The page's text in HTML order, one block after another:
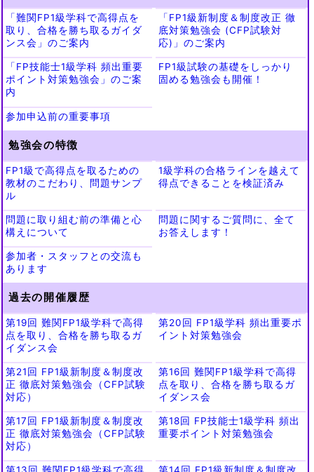
「難関FP1級学科で高得点を
取り、合格を勝ち取るガイダ
ンス会」のご案内
「FP1級新制度＆制度改正 徹
底対策勉強会 (CFP試験対
応)」のご案内
「FP技能士1級学科 頻出重要
ポイント対策勉強会」のご案
内
FP1級試験の基礎をしっかり
固める勉強会も開催！
参加申込前の重要事項
勉強会の特徴
FP1級で高得点を取るための
教材のこだわり、問題サンプ
ル
1級学科の合格ラインを越えて
得点できることを検証済み
問題に取り組む前の準備と心
構えについて
問題に関するご質問に、全て
お答えします！
参加者・スタッフとの交流も
あります
過去の開催履歴
第19回 難関FP1級学科で高得
点を取り、合格を勝ち取るガ
イダンス会
第20回 FP1級学科 頻出重要ポ
イント対策勉強会
第21回 FP1級新制度＆制度改
正 徹底対策勉強会（CFP試験
対応）
第16回 難関FP1級学科で高得
点を取り、合格を勝ち取るガ
イダンス会
第17回 FP1級新制度＆制度改
正 徹底対策勉強会（CFP試験
対応）
第18回 FP技能士1級学科 頻出
重要ポイント対策勉強会